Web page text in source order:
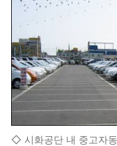
◇ 시화공단 내 중고자